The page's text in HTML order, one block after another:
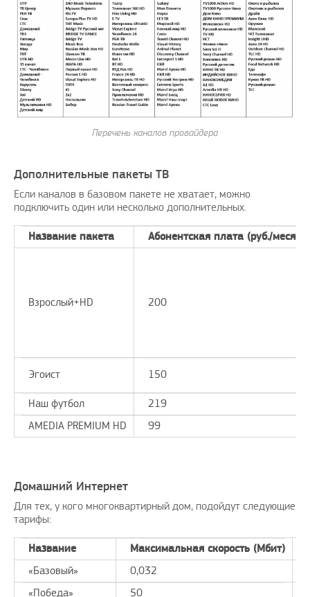
Перечень каналов провайдера
Дополнительные пакеты ТВ
Если каналов в базовом пакете не хватает, можно
подключить один или несколько дополнительных.
Название пакета Абонентская плата (руб./месяц)
Взрослый+HD 200
Эгоист 150
Наш футбол
219
AMEDIA PREMIUM HD
99
Домашний Интернет
Для тех, у кого многоквартирный дом, подойдут следующие
тарифы:
Название Максимальная скорость (Мбит)
«Базовый»
0,032
«Победа»
50